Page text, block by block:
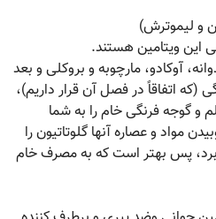
و لیموترش)
این ویتامین هستند.
آوکادو، مارچوبه و بروکلی و بعد
(که اتفاقاً در فصل آن قرار داریم)،
و گوجه فرنگی خام را به شما
مواد و عصاره آنها گلوتاتیون را
پس بهتر است که به مصرف خام